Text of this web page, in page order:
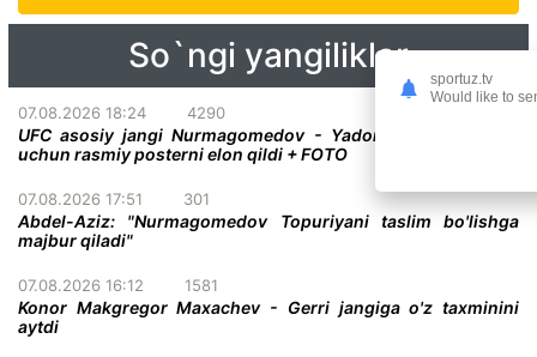
So`ngi yangiliklar
07.08.2026 18:24 4290
UFC asosiy jangi Nurmagomedov - Yadong bo'lgan turnir
uchun rasmiy posterni elon qildi + FOTO
07.08.2026 17:51 301
Abdel-Aziz: "Nurmagomedov Topuriyani taslim bo'lishga
majbur qiladi"
07.08.2026 16:12 1581
Konor Makgregor Maxachev - Gerri jangiga o'z taxminini
aytdi
sportuz.tv
Would like to